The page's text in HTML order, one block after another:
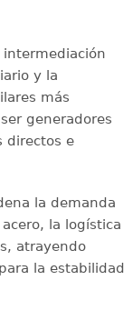
y la
más
generadores
directos e
la demanda
la logística
atrayendo
la estabilidad